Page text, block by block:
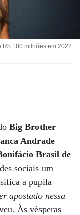
R$ 180 milhões em 2022
Big Brother
Andrade
Brasil de
sociais um
a pupila
apostado nessa
Às vésperas